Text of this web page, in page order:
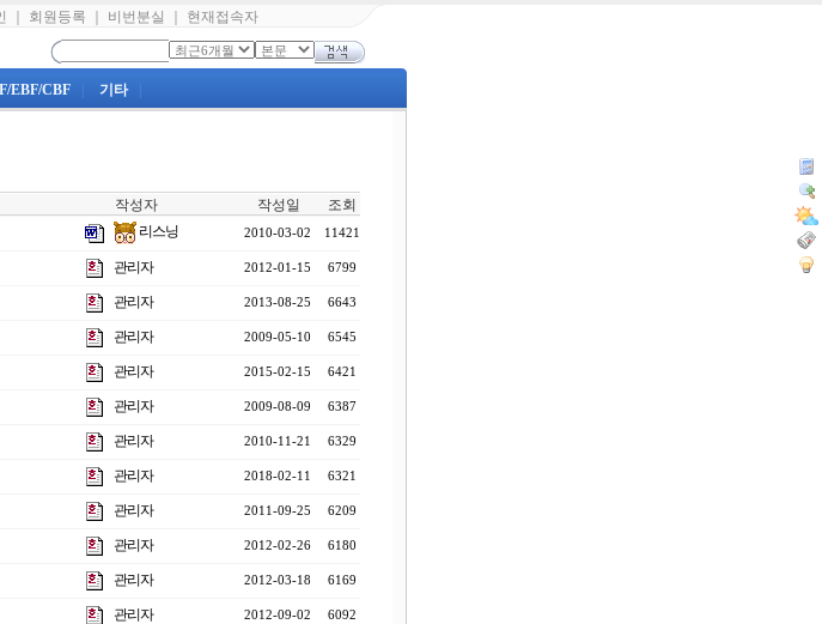
회원등록 비번분실 현재접속자
EBF/CBF 기타
작성자 작성일 조회
리스닝 2010-03-02 11421
관리자 2012-01-15 6799
관리자 2013-08-25 6643
관리자 2009-05-10 6545
관리자 2015-02-15 6421
관리자 2009-08-09 6387
관리자 2010-11-21 6329
관리자 2018-02-11 6321
관리자 2011-09-25 6209
관리자 2012-02-26 6180
관리자 2012-03-18 6169
관리자 2012-09-02 6092